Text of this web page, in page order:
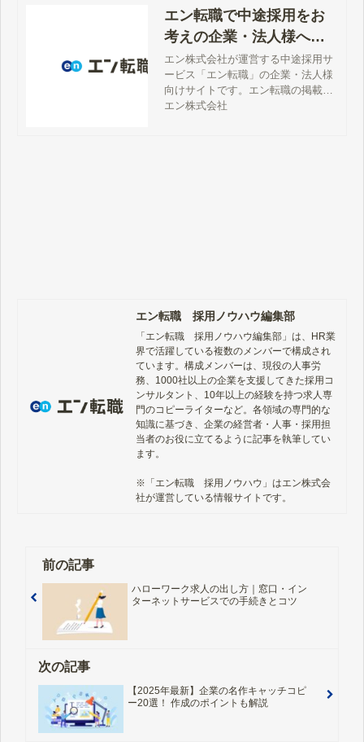
エン転職で中途採用をお
考えの企業・法人様へ
【公式】
エン株式会社が運営する中途採用サ
ービス「エン転職」の企業・法人様
向けサイトです。エン転職の掲載料
金、サービス詳細、特徴、評判、採
エン株式会社
エン転職 採用ノウハウ編集部
「エン転職　採用ノウハウ編集部」は、HR業
界で活躍している複数のメンバーで構成され
ています。構成メンバーは、現役の人事労
務、1000社以上の企業を支援してきた採用コ
ンサルタント、10年以上の経験を持つ求人専
門のコピーライターなど。各領域の専門的な
知識に基づき、企業の経営者・人事・採用担
当者のお役に立てるように記事を執筆してい
ます。
※「エン転職　採用ノウハウ」はエン株式会
社が運営している情報サイトです。
前の記事
ハローワーク求人の出し方｜窓口・イン
ターネットサービスでの手続きとコツ
次の記事
【2025年最新】企業の名作キャッチコピ
ー20選！ 作成のポイントも解説